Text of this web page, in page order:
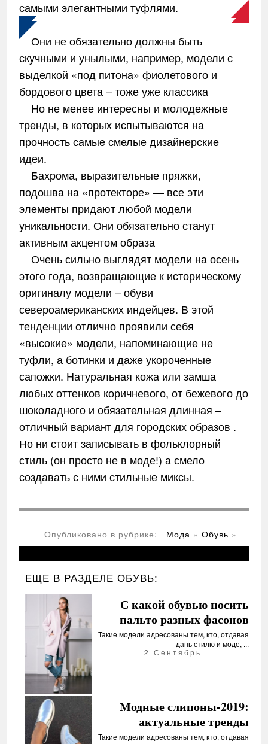
самыми элегантными туфлями.
Они не обязательно должны быть
скучными и унылыми, например, модели с
выделкой «под питона» фиолетового и
бордового цвета – тоже уже классика
Но не менее интересны и молодежные
тренды, в которых испытываются на
прочность самые смелые дизайнерские
идеи.
Бахрома, выразительные пряжки,
подошва на «протекторе» — все эти
элементы придают любой модели
уникальности. Они обязательно станут
активным акцентом образа
Очень сильно выглядят модели на осень
этого года, возвращающие к историческому
оригиналу модели – обуви
североамериканских индейцев. В этой
тенденции отлично проявили себя
«высокие» модели, напоминающие не
туфли, а ботинки и даже укороченные
сапожки. Натуральная кожа или замша
любых оттенков коричневого, от бежевого до
шоколадного и обязательная длинная –
отличный вариант для городских образов .
Но ни стоит записывать в фольклорный
стиль (он просто не в моде!) а смело
создавать с ними стильные миксы.
Опубликовано в рубрике: Мода » Обувь »
ЕЩЕ В РАЗДЕЛЕОБУВЬ:
С какой обувью носить
пальто разных фасонов
Такие модели адресованы тем, кто, отдавая
дань стилю и моде, ...
2 Сентябрь
Модные слипоны-2019:
актуальные тренды
Такие модели адресованы тем, кто, отдавая